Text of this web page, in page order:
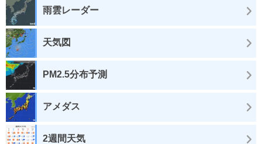
雨雲レーダー
天気図
PM2.5分布予測
アメダス
2週間天気